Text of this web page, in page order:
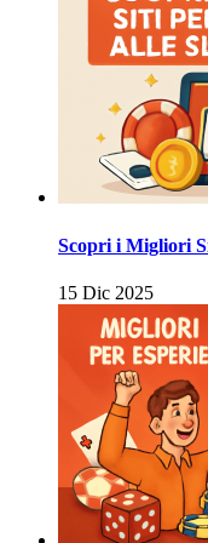
Scopri i Migliori
15 Dic 2025